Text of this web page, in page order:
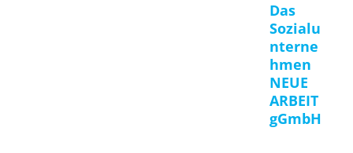
Das
Sozialu
nterne
hmen
NEUE
ARBEIT
gGmbH